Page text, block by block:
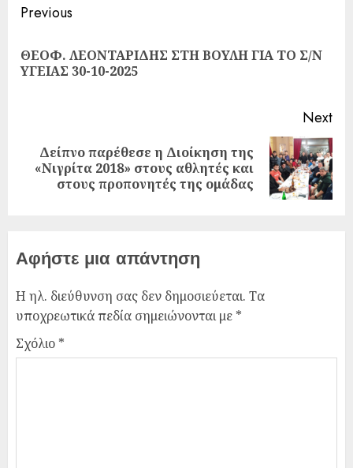
Previous
ΘΕΟΦ. ΛΕΟΝΤΑΡΙΔΗΣ ΣΤΗ ΒΟΥΛΗ ΓΙΑ ΤΟ Σ/Ν
ΥΓΕΙΑΣ 30-10-2025
Next
Δείπνο παρέθεσε η Διοίκηση της
«Νιγρίτα 2018» στους αθλητές και
στους προπονητές της ομάδας
Αφήστε μια απάντηση
Η ηλ. διεύθυνση σας δεν δημοσιεύεται. Τα
υποχρεωτικά πεδία σημειώνονται με *
Σχόλιο *